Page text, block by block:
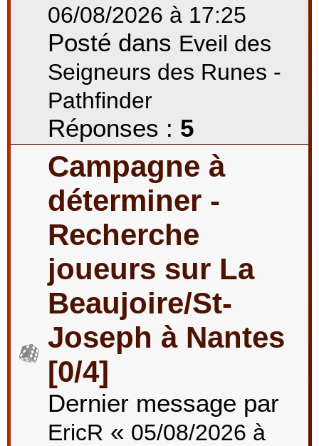
06/08/2026 à 17:25
Posté dans Eveil des
Seigneurs des Runes -
Pathfinder
Réponses : 5
Campagne à
déterminer -
Recherche
joueurs sur La
Beaujoire/St-
Joseph à Nantes
[0/4]
Dernier message par
EricR « 05/08/2026 à